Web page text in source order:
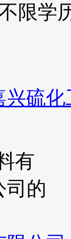
限
兴硫